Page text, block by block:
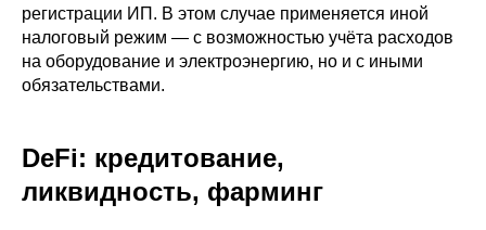
регистрации ИП. В этом случае применяется иной
налоговый режим — с возможностью учёта расходов
на оборудование и электроэнергию, но и с иными
обязательствами.
DeFi: кредитование,
ликвидность, фарминг